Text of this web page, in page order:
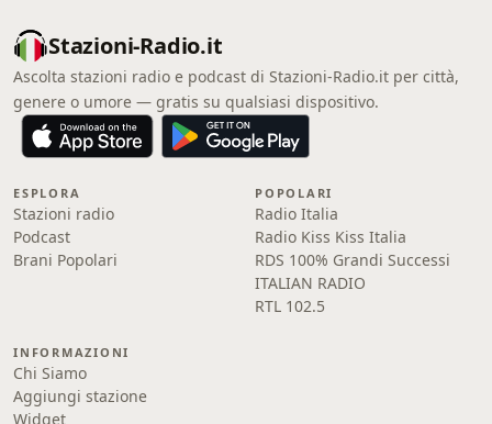
Stazioni-Radio.it
Ascolta stazioni radio e podcast di Stazioni-Radio.it per città,
genere o umore — gratis su qualsiasi dispositivo.
ESPLORA
Stazioni radio
Podcast
Brani Popolari
POPOLARI
Radio Italia
Radio Kiss Kiss Italia
RDS 100% Grandi Successi
ITALIAN RADIO
RTL 102.5
INFORMAZIONI
Chi Siamo
Aggiungi stazione
Widget